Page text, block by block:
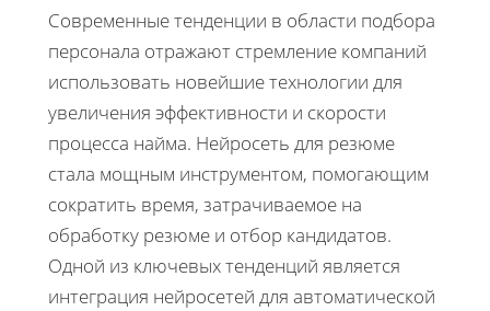
Современные тенденции в области подбора
персонала отражают стремление компаний
использовать новейшие технологии для
увеличения эффективности и скорости
процесса найма. Нейросеть для резюме
стала мощным инструментом, помогающим
сократить время, затрачиваемое на
обработку резюме и отбор кандидатов.
Одной из ключевых тенденций является
интеграция нейросетей для автоматической